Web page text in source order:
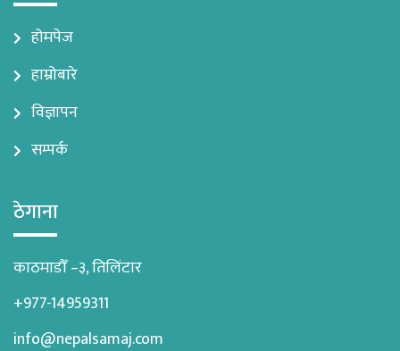
होमपेज
हाम्रोबारे
विज्ञापन
सम्पर्क
ठेगाना
काठमाडौँ –३, तिलिंटार
+977-14959311
info@nepalsamaj.com